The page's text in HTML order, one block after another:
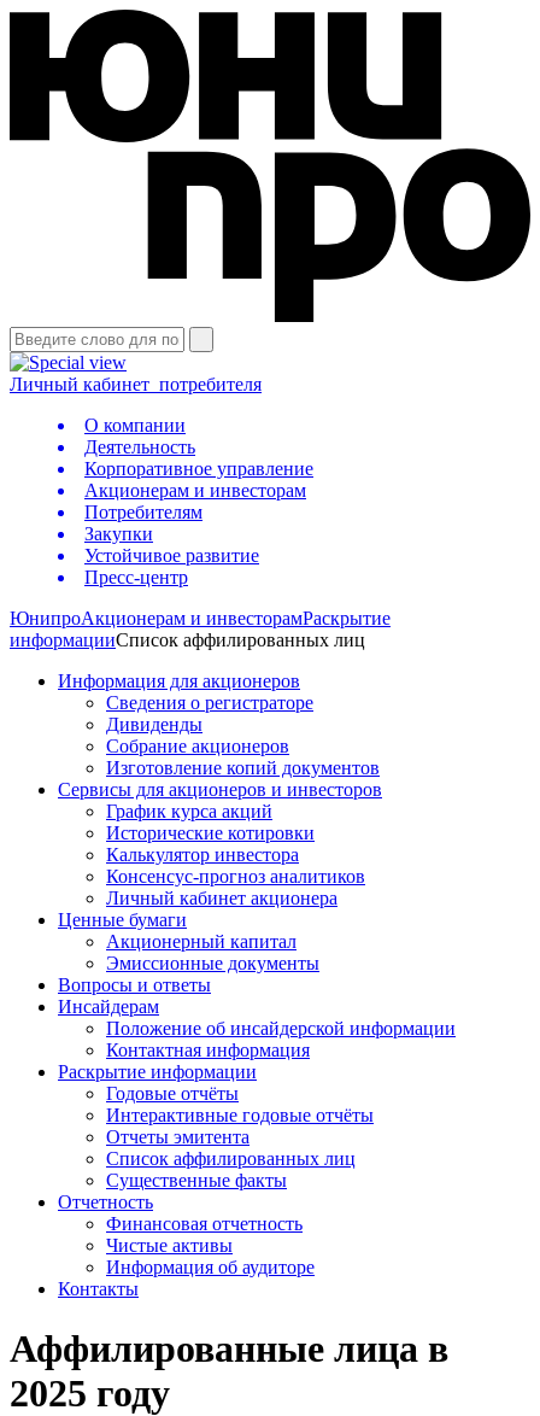
Личный кабинет потребителя
О компании
Деятельность
Корпоративное управление
Акционерам и инвесторам
Потребителям
Закупки
Устойчивое развитие
Пресс-центр
ЮнипроАкционерам и инвесторамРаскрытие
информацииСписок аффилированных лиц
Информация для акционеров
Сведения о регистраторе
Дивиденды
Собрание акционеров
Изготовление копий документов
Сервисы для акционеров и инвесторов
График курса акций
Исторические котировки
Калькулятор инвестора
Консенсус-прогноз аналитиков
Личный кабинет акционера
Ценные бумаги
Акционерный капитал
Эмиссионные документы
Вопросы и ответы
Инсайдерам
Положение об инсайдерской информации
Контактная информация
Раскрытие информации
Годовые отчёты
Интерактивные годовые отчёты
Отчеты эмитента
Список аффилированных лиц
Существенные факты
Отчетность
Финансовая отчетность
Чистые активы
Информация об аудиторе
Контакты
Аффилированные лица в
2025 году